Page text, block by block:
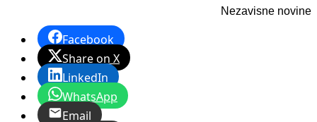
Nezavisne novine
Facebook
Share on X
LinkedIn
WhatsApp
Email